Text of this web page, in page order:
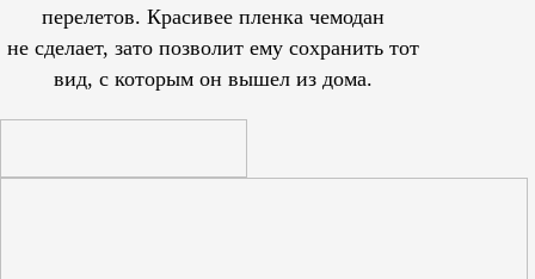
перелетов. Красивее пленка чемодан
не сделает, зато позволит ему сохранить тот
вид, с которым он вышел из дома.